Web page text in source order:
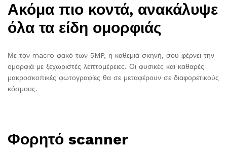
Ακόμα πιο κοντά, ανακάλυψε
όλα τα είδη ομορφιάς
Με τον macro φακό των 5MP, η καθεμιά σκηνή, σου φέρνει την
ομορφιά με ξεχωριστές λεπτομέρειες. Οι φυσικές και καθαρές
μακροσκοπικές φωτογραφίες θα σε μεταφέρουν σε διαφορετικούς
κόσμους.
Φορητό scanner